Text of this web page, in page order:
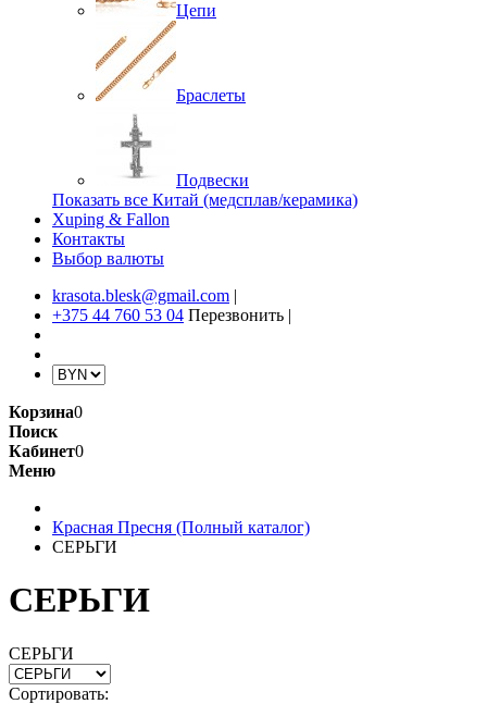
Цепи
Браслеты
Подвески
Показать все Китай (медсплав/керамика)
Xuping & Fallon
Контакты
Выбор валюты
krasota.blesk@gmail.com |
+375 44 760 53 04 Перезвонить |
Корзина0
Поиск
Кабинет0
Меню
Красная Пресня (Полный каталог)
СЕРЬГИ
СЕРЬГИ
СЕРЬГИ
Сортировать: